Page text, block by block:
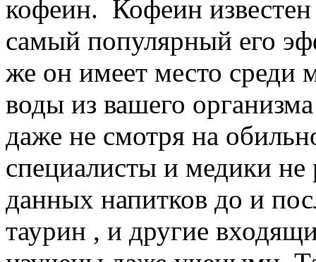
кофеин. Кофеин
самый популярный его
же он имеет место среди
воды из вашего
даже не смотря на
специалисты и медики
данных напитков до и
таурин , и другие